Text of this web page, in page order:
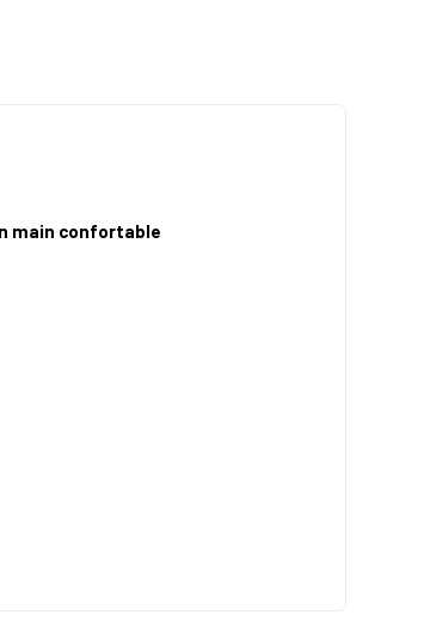
main confortable